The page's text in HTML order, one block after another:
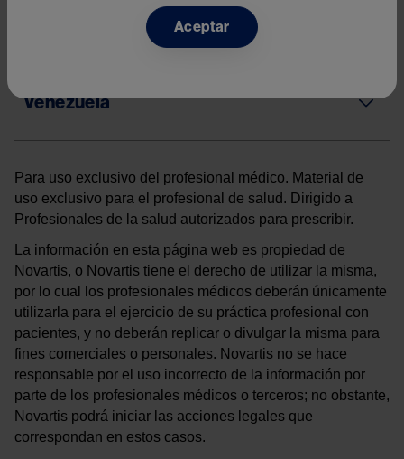
through the scan of the QR code printed on the
material and/or link provided. Please select the respective
Venezuela
Para uso exclusivo del profesional médico. Material de
uso exclusivo para el profesional de salud. Dirigido a
Profesionales de la salud autorizados para prescribir.
La información en esta página web es propiedad de
Novartis, o Novartis tiene el derecho de utilizar la misma,
por lo cual los profesionales médicos deberán únicamente
utilizarla para el ejercicio de su práctica profesional con
pacientes, y no deberán replicar o divulgar la misma para
fines comerciales o personales. Novartis no se hace
responsable por el uso incorrecto de la información por
parte de los profesionales médicos o terceros; no obstante,
Novartis podrá iniciar las acciones legales que
correspondan en estos casos.
Aceptar